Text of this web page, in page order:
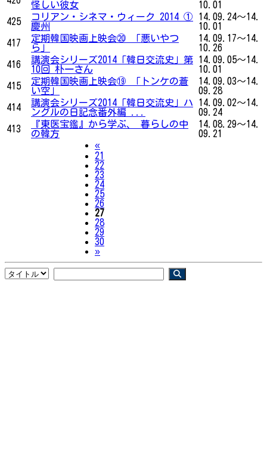
怪しい彼女
10.01
425
コリアン・シネマ・ウィーク 2014 ①
慶州
14.09.24～14.
10.01
417
定期韓国映画上映会⑳ 「悪いやつ
ら」
14.09.17～14.
10.26
416
講演会シリーズ2014「韓日交流史」第
10回 朴一さん
14.09.05～14.
10.01
415
定期韓国映画上映会⑲ 「トンケの蒼
い空」
14.09.03～14.
09.28
414
講演会シリーズ2014「韓日交流史」ハ
ングルの日記念番外編 ...
14.09.02～14.
09.24
413
『東医宝鑑』から学ぶ、 暮らしの中
の韓方
14.08.29～14.
09.21
«Previous
21
22
23
24
25
26
27
28
29
30
»Next